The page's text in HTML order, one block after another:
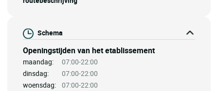
Schema
Openingstijden van het etablissement
maandag:
07:00-22:00
dinsdag:
07:00-22:00
woensdag:
07:00-22:00